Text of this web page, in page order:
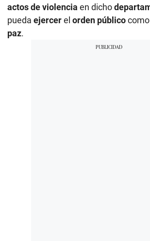
actos de violencia en dicho
pueda ejercerel orden públicocomo
paz.